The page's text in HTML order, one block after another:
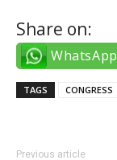
Share on:
WhatsApp
TAGS CONGRESS
Previous article